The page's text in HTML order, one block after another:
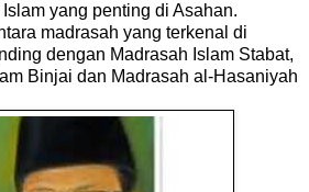
yang penting di Asahan.
madrasah yang terkenal di
dengan Madrasah Islam Stabat,
Binjai dan Madrasah al-Hasaniyah